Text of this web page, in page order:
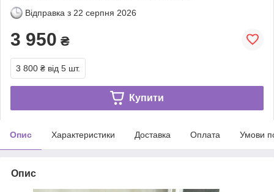
Відправка з 22 серпня 2026
3 950 ₴
3 800 ₴ від 5 шт.
Купити
Опис Характеристики Доставка Оплата Умови
Опис